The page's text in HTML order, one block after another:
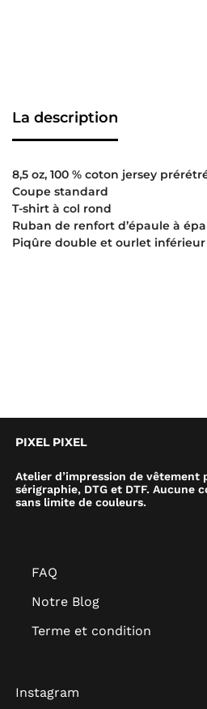
La description
8,5 oz, 100 % coton jersey
Coupe standard
T-shirt à col rond
Ruban de renfort d’épaule à
Piqûre double et ourlet inférieur
PIXEL PIXEL
Atelier d’impression de vêtement
sérigraphie, DTG et DTF. Aucune
sans limite de couleurs.
FAQ
Notre Blog
Terme et condition
Instagram